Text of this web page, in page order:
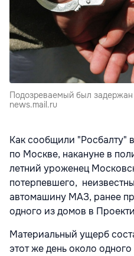
Подозреваемый был
news.mail.ru
Как сообщили
по Москве, накануне в
летний уроженец
потерпевшего,
автомашину МАЗ, ранее
одного из домов в
Материальный ущерб
этот же день около